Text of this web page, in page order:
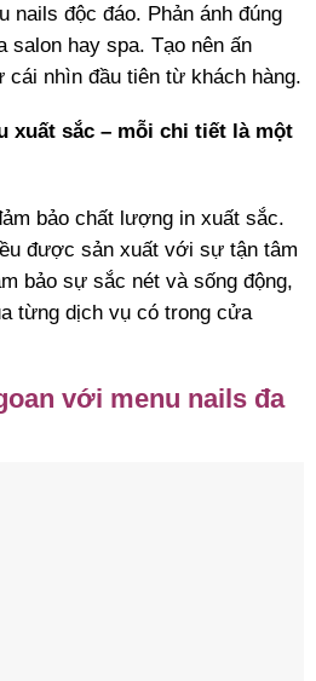
nails độc đáo. Phản ánh đúng
salon hay spa. Tạo nên ấn
nhìn đầu tiên từ khách hàng.
xuất sắc – mỗi chi tiết là một
bảo chất lượng in xuất sắc.
được sản xuất với sự tận tâm
bảo sự sắc nét và sống động,
từng dịch vụ có trong cửa
với menu nails đa